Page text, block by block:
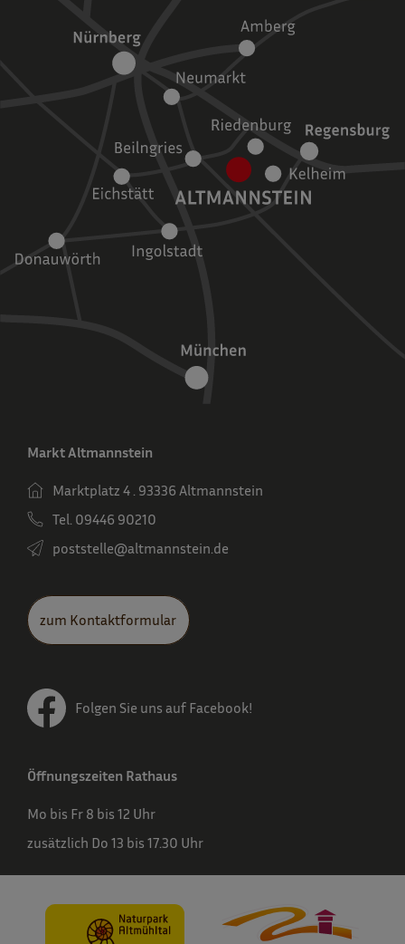
Markt Altmannstein
Marktplatz 4 . 93336 Altmannstein
Tel. 09446 90210
poststelle­@altmannstein.de
zum Kontaktformular
Folgen Sie uns auf Facebook!
Öffnungszeiten Rathaus
Mo bis Fr 8 bis 12 Uhr
zusätzlich Do 13 bis 17.30 Uhr